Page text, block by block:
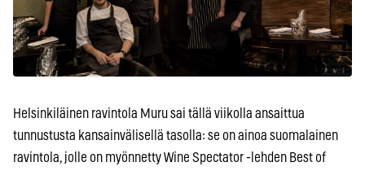
Helsinkiläinen ravintola Muru sai tällä viikolla ansaittua
tunnustusta kansainvälisellä tasolla: se on ainoa suomalainen
ravintola, jolle on myönnetty Wine Spectator -lehden Best of